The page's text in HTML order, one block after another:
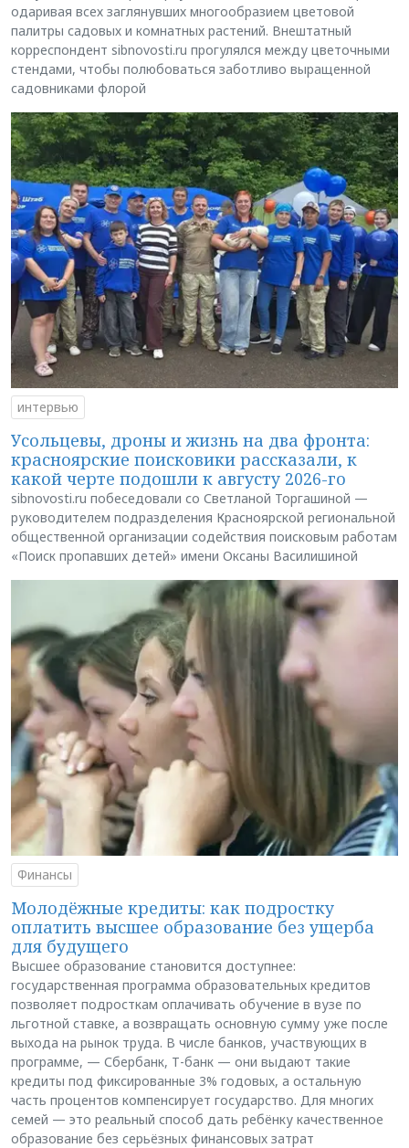
одаривая всех заглянувших многообразием цветовой
палитры садовых и комнатных растений. Внештатный
корреспондент sibnovosti.ru прогулялся между цветочными
стендами, чтобы полюбоваться заботливо выращенной
садовниками флорой
интервью
Усольцевы, дроны и жизнь на два фронта:
красноярские поисковики рассказали, к
какой черте подошли к августу 2026-го
sibnovosti.ru побеседовали со Светланой Торгашиной —
руководителем подразделения Красноярской региональной
общественной организации содействия поисковым работам
«Поиск пропавших детей» имени Оксаны Василишиной
Финансы
Молодёжные кредиты: как подростку
оплатить высшее образование без ущерба
для будущего
Высшее образование становится доступнее:
государственная программа образовательных кредитов
позволяет подросткам оплачивать обучение в вузе по
льготной ставке, а возвращать основную сумму уже после
выхода на рынок труда. В числе банков, участвующих в
программе, — Сбербанк, Т-банк — они выдают такие
кредиты под фиксированные 3% годовых, а остальную
часть процентов компенсирует государство. Для многих
семей — это реальный способ дать ребёнку качественное
образование без серьёзных финансовых затрат